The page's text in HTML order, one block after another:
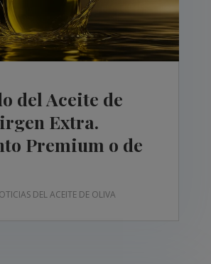
del Aceite de
Extra.
Premium o de
DEL ACEITE DE OLIVA